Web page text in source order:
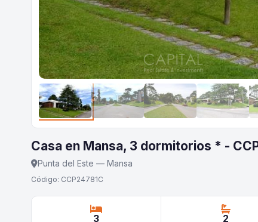
Casa en Mansa, 3 dormitorios * -
Punta del Este — Mansa
Código: CCP24781C
3 2